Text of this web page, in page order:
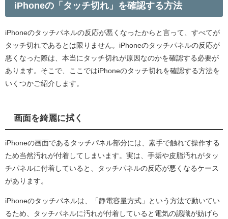
iPhoneの「タッチ切れ」を確認する方法
iPhoneのタッチパネルの反応が悪くなったからと言って、すべてが
タッチ切れであるとは限りません。iPhoneのタッチパネルの反応が
悪くなった際は、本当にタッチ切れが原因なのかを確認する必要が
あります。そこで、ここではiPhoneのタッチ切れを確認する方法を
いくつかご紹介します。
画面を綺麗に拭く
iPhoneの画面であるタッチパネル部分には、素手で触れて操作する
ため当然汚れが付着してしまいます。実は、手垢や皮脂汚れがタッ
チパネルに付着していると、タッチパネルの反応が悪くなるケース
があります。
iPhoneのタッチパネルは、「静電容量方式」という方法で動いてい
るため、タッチパネルに汚れが付着していると電気の認識が妨げら